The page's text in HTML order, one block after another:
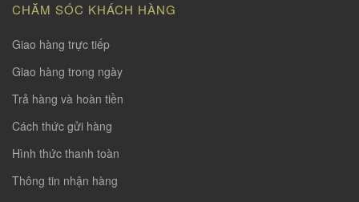
CHĂM SÓC KHÁCH HÀNG
Giao hàng trực tiếp
Giao hàng trong ngày
Trả hàng và hoàn tiền
Cách thức gửi hàng
Hình thức thanh toàn
Thông tin nhận hàng